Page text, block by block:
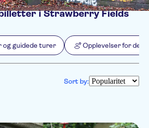
Max NOK
bekreftelse
inkludert
guide
for de lokale
dagsturer
og historie
i Strawberry Fields
og guidede turer Opplevelser for de
Sort by: